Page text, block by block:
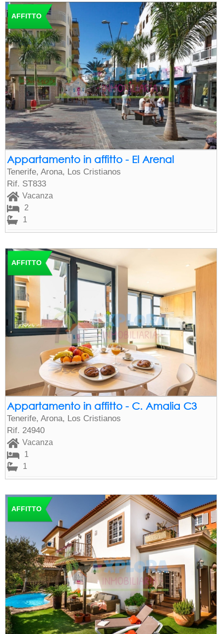
AFFITTO
Appartamento in affitto - El Arenal
Tenerife, Arona, Los Cristianos
Rif. ST833
Vacanza
2
1
AFFITTO
Appartamento in affitto - C. Amalia C3
Tenerife, Arona, Los Cristianos
Rif. 24940
Vacanza
1
1
AFFITTO